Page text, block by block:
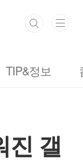
TIP&정보
진 갤